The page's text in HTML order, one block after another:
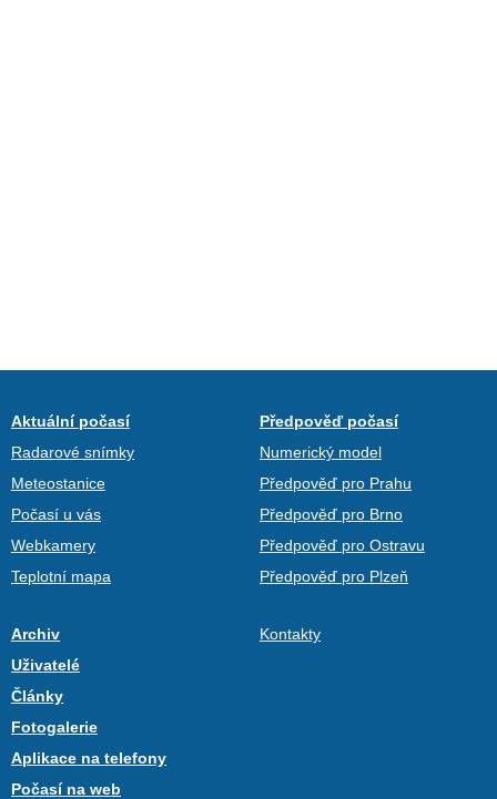
Aktuální počasí
Radarové snímky
Meteostanice
Počasí u vás
Webkamery
Teplotní mapa
Předpověď počasí
Numerický model
Předpověď pro Prahu
Předpověď pro Brno
Předpověď pro Ostravu
Předpověď pro Plzeň
Archiv
Uživatelé
Články
Fotogalerie
Aplikace na telefony
Počasí na web
Kontakty